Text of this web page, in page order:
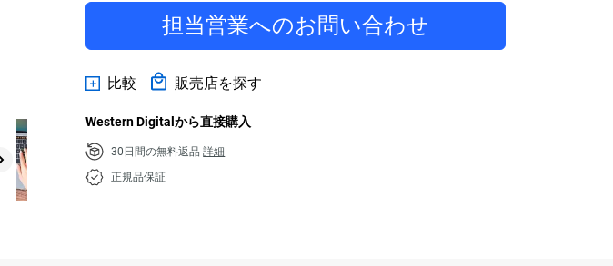
担当営業へのお問い合わせ
比較 販売店を探す
Western Digitalから直接購入
30日間の無料返品詳細
正規品保証